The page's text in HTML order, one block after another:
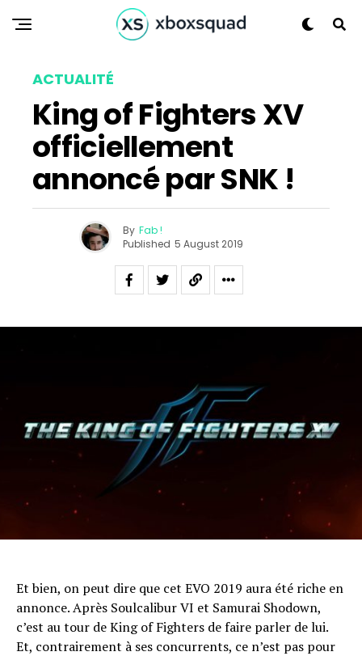
ACTUALITÉ
King of Fighters XV
officiellement
annoncé par SNK !
By Fab !
Published 5 August 2019
Et bien, on peut dire que cet EVO 2019 aura été riche en
annonce. Après Soulcalibur VI et Samurai Shodown,
c’est au tour de King of Fighters de faire parler de lui.
Et, contrairement à ses concurrents, ce n’est pas pour
Flipboard
Reddit
Pinterest
Whatsapp